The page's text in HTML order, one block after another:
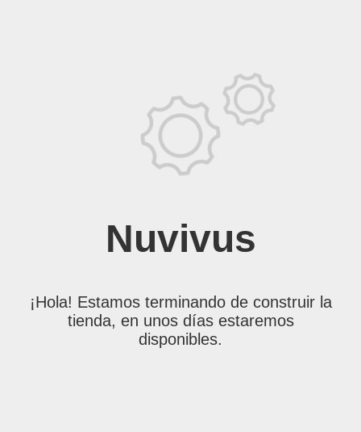
Nuvivus
¡Hola! Estamos terminando de construir la
tienda, en unos días estaremos
disponibles.